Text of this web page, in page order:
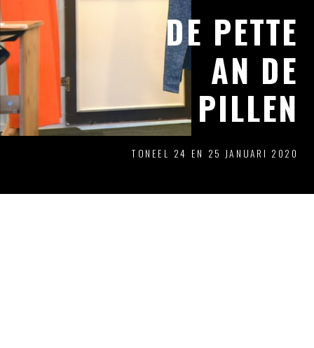
DE PETTE
AN DE
PILLEN
TONEEL 24 EN 25 JANUARI 2020